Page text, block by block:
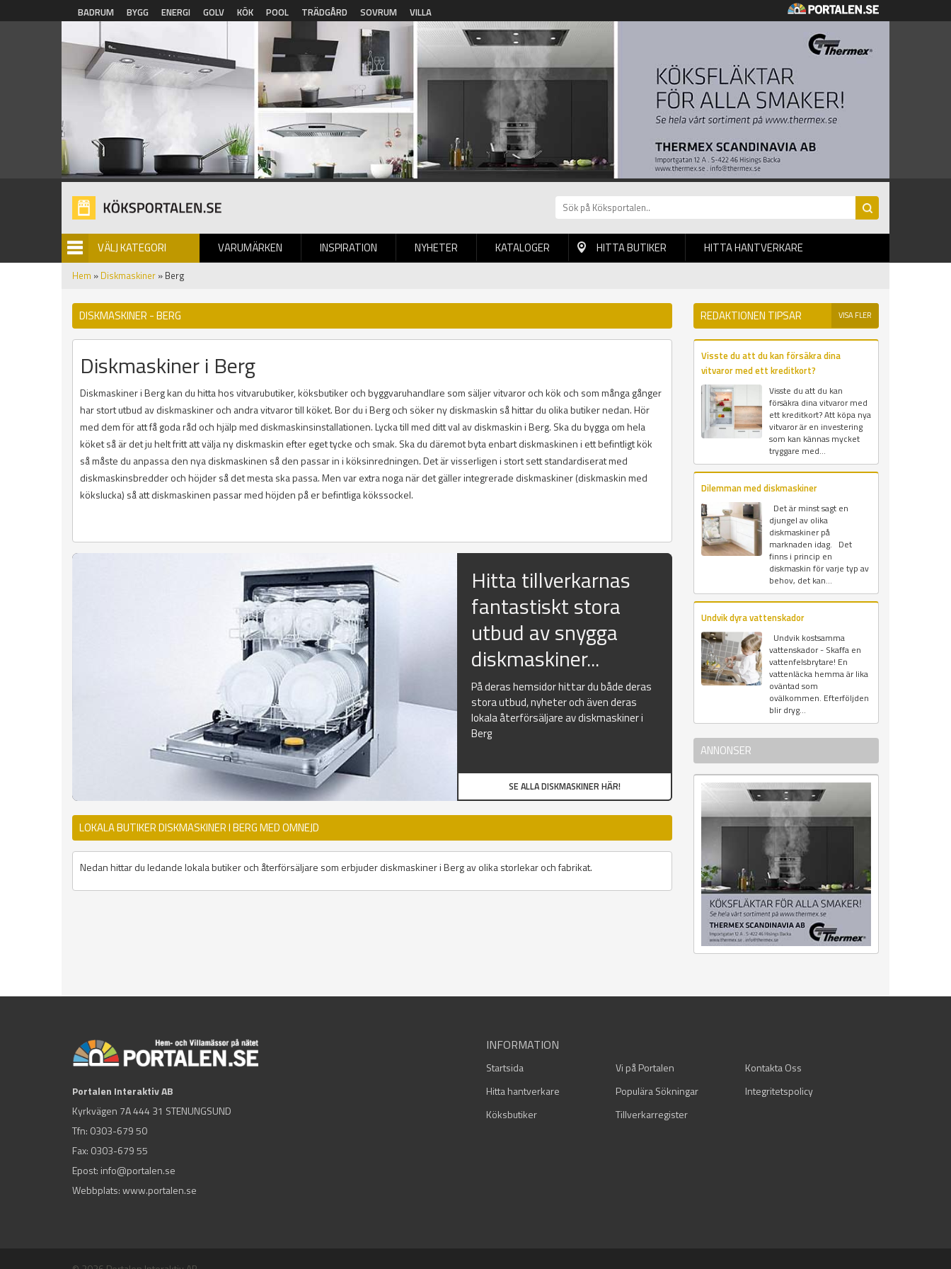
Hoppa till huvudinnehåll
BADRUM BYGG ENERGI GOLV KÖK POOL TRÄDGÅRD SOVRUM VILLA
VÄLJ KATEGORI VARUMÄRKEN INSPIRATION NYHETER
BILDGALLERI KATALOGER HITTA BUTIKER HITTA HANTVERKARE
Hem » Diskmaskiner » Berg
DISKMASKINER - BERG
Diskmaskiner i Berg
Diskmaskiner i Berg kan du hitta hos vitvarubutiker, köksbutiker och byggvaruhandlare som säljer vitvaror och kök och som många gånger
har stort utbud av diskmaskiner och andra vitvaror till köket. Bor du i Berg och söker ny diskmaskin så hittar du olika butiker nedan. Hör
med dem för att få goda råd och hjälp med diskmaskinsinstallationen. Lycka till med ditt val av diskmaskin i Berg. Ska du bygga om hela
köket så är det ju helt fritt att välja ny diskmaskin efter eget tycke och smak. Ska du däremot byta enbart diskmaskinen i ett befintligt kök
så måste du anpassa den nya diskmaskinen så den passar in i köksinredningen. Det är visserligen i stort sett standardiserat med
diskmaskinsbredder och höjder så det mesta ska passa. Men var extra noga när det gäller integrerade diskmaskiner (diskmaskin med
kökslucka) så att diskmaskinen passar med höjden på er befintliga kökssockel.
Hitta tillverkarnas
fantastiskt stora
utbud av snygga
diskmaskiner...
På deras hemsidor hittar du både deras
stora utbud, nyheter och även deras
lokala återförsäljare av diskmaskiner i
Berg
SE ALLA DISKMASKINER HÄR!
LOKALA BUTIKER DISKMASKINER I BERG MED OMNEJD
Nedan hittar du ledande lokala butiker och återförsäljare som erbjuder diskmaskiner i Berg av olika storlekar och fabrikat.
REDAKTIONEN TIPSAR VISA FLER
Visste du att du kan försäkra dina
vitvaror med ett kreditkort?
Visste du att du kan
försäkra dina vitvaror med
ett kreditkort? Att köpa nya
vitvaror är en investering
som kan kännas mycket
tryggare med...
Dilemman med diskmaskiner
Det är minst sagt en
djungel av olika
diskmaskiner på
marknaden idag. Det
finns i princip en
diskmaskin för varje typ av
behov, det kan...
Undvik dyra vattenskador
Undvik kostsamma
vattenskador - Skaffa en
vattenfelsbrytare! En
vattenläcka hemma är lika
oväntad som
ovälkommen. Efterföljden
blir dryg...
ANNONSER
Portalen Interaktiv AB
Kyrkvägen 7A 444 31 STENUNGSUND
Tfn: 0303-679 50
Fax: 0303-679 55
Epost: info@portalen.se
Webbplats: www.portalen.se
INFORMATION
Startsida Vi på Portalen
Kontakta Oss
Hitta hantverkare
Populära Sökningar
Integritetspolicy
Köksbutiker
Tillverkarregister